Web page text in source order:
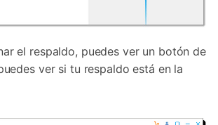
el respaldo, puedes ver un botón de
ver si tu respaldo está en la